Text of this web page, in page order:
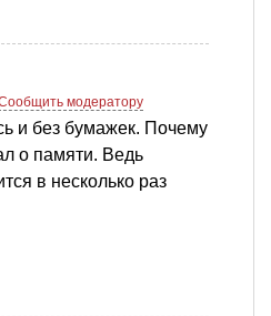
модератору
и без бумажек. Почему
о памяти. Ведь
в несколько раз